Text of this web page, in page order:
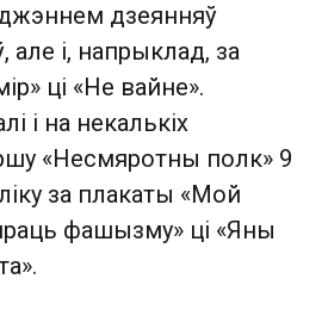
дзеянняў
але і, напрыклад, за
ці «Не вайне».
і на некалькіх
«Несмяротны полк» 9
за плакаты «Мой
фашызму» ці «Яны